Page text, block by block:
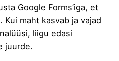
Google Forms’iga, et
maht kasvab ja vajad
liigu edasi
juurde.